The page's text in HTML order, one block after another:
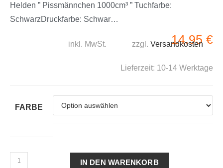
Helden ” Pissmännchen 1000cm³ ” Tuchfarbe:
SchwarzDruckfarbe: Schwar…
14,95 €
inkl. MwSt. zzgl. Versandkosten
Lieferzeit: 10-14 Werktage
FARBE
IN DEN WARENKORB